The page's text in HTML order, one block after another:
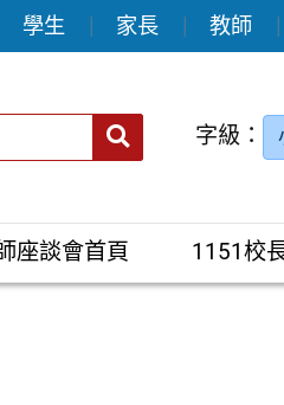
學生 家長 教師
送出 字級：
座談會首頁 1151校